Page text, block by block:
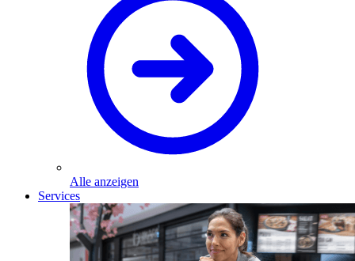
Alle anzeigen
Services